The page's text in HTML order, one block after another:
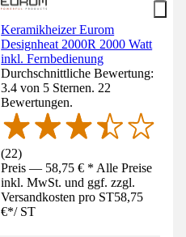
Keramikheizer Eurom
Designheat 2000R 2000 Watt
inkl. Fernbedienung
Durchschnittliche Bewertung:
3.4 von 5 Sternen. 22
Bewertungen.
(22)
Preis — 58,75 € * Alle Preise
inkl. MwSt. und ggf. zzgl.
Versandkosten pro ST58,75
€*/ ST